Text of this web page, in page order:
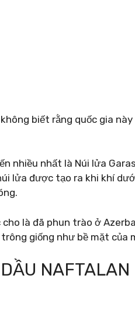
biết rằng quốc gia
nhiều nhất là Núi lửa
lửa được tạo ra khi khí
là đã phun trào ở
giống như bề mặt của
NAFTALAN